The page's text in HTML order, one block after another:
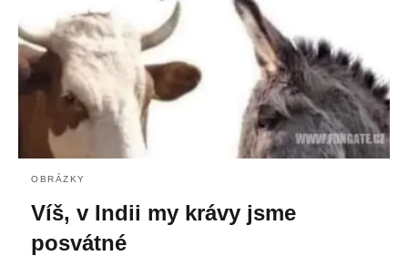
OBRÁZKY
Víš, v Indii my krávy jsme
posvátné